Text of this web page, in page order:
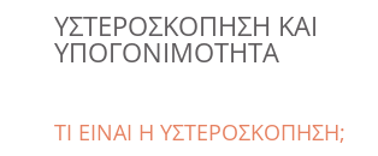
ΥΣΤΕΡΟΣΚΟΠΗΣΗ ΚΑΙ
ΥΠΟΓΟΝΙΜΟΤΗΤΑ
ΤΙ ΕΙΝΑΙ Η ΥΣΤΕΡΟΣΚΟΠΗΣΗ;